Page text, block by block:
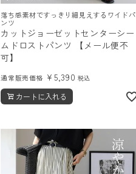
落ち感素材ですっきり細見えするワイドパ
ンツ
カットジョーゼットセンターシー
ムドロストパンツ 【メール便不
可】
通常販売価格 ¥5,390 税込
カートに入れる